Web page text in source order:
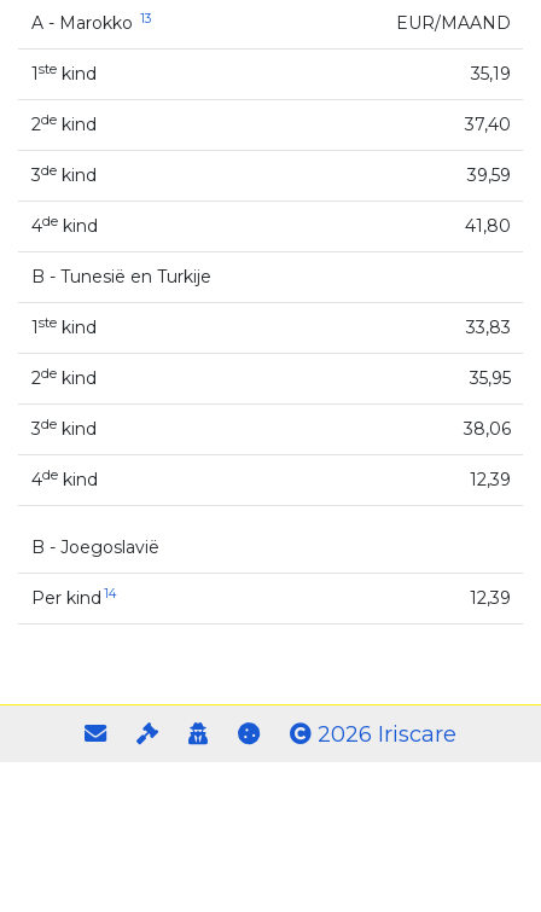
A - Marokko 13 EUR/MAAND
1stekind 35,19
2dekind 37,40
3dekind 39,59
4dekind 41,80
B - Tunesië en Turkije
1stekind 33,83
2dekind 35,95
3dekind 38,06
4dekind 12,39
B - Joegoslavië
Per kind 14 12,39
2026 Iriscare